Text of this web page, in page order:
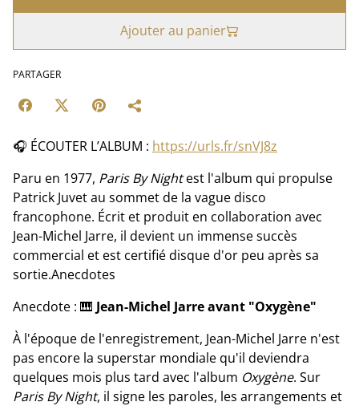
Ajouter au panier
PARTAGER
🎧 ÉCOUTER L’ALBUM : https://urls.fr/snVJ8z
Paru en 1977, Paris By Nightest l'album qui propulse
Patrick Juvet au sommet de la vague disco
francophone. Écrit et produit en collaboration avec
Jean-Michel Jarre, il devient un immense succès
commercial et est certifié disque d'or peu après sa
sortie.Anecdotes
Anecdote : 🎹 Jean-Michel Jarre avant "Oxygène"
À l'époque de l'enregistrement, Jean-Michel Jarre n'est
pas encore la superstar mondiale qu'il deviendra
quelques mois plus tard avec l'album Oxygène. Sur
Paris By Night, il signe les paroles, les arrangements et